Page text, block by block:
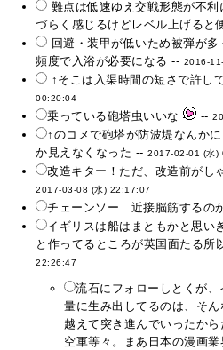
難点は低速ゆえ交戦形態が不
づらく感じるけどレベル上げると
回避・装甲が低いため被弾が
頻度で入浴が必要になる -- 2016-
↑そこは入渠時間の短さで許し
00:20:04
乗っている砲塔虫いいな --
↑のコメで砲塔が防波堤なんか
か見えなくなった --2017-02-01 (水)
改造キター！ただ、改造前がし
2017-03-08 (水) 22:17:07
チェーンソー…近接脳筋するの
イギリスは船はまともかと思い
と作ってるところが英国面たる所
22:26:47
流石にフォローしとくが
量に生み出してるのは、そ
越えて突き進んでいったから
空軍等々。まあ日本の漫画